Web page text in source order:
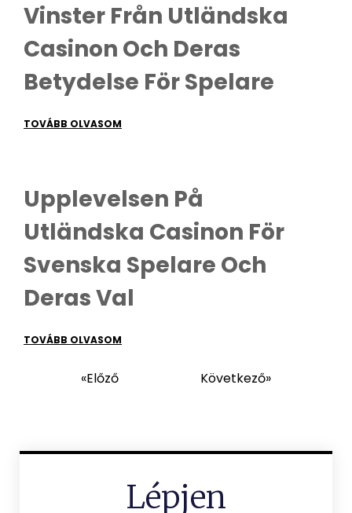
Vinster Från Utländska
Casinon Och Deras
Betydelse För Spelare
TOVÁBB OLVASOM
Upplevelsen På
Utländska Casinon För
Svenska Spelare Och
Deras Val
TOVÁBB OLVASOM
«Előző Következő»
Lépjen